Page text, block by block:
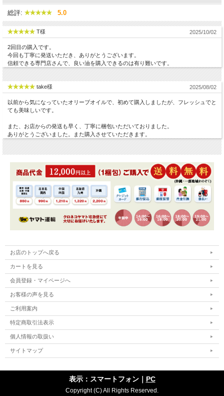
総評: 5.0
T様 2025/10/02
2回目の購入です。
今回も丁寧に発送いただき、ありがとうございます。
信頼できる専門店さんで、良い油を購入できるのは有り難いです。
take様 2025/08/02
以前から気になっていたオリーブオイルで、初めて購入しましたが、フレッシュでと
ても美味しいです。
また、お店からの発送も早く、丁寧に梱包いただいておりました。
ありがとうございました。また購入させていただきます。
お店のトップへ戻る
カートを見る
会員登録・マイページへ
お客様の声を見る
ご利用案内
特定商取引法表示
個人情報の取扱い
サイトマップ
表示：スマートフォン｜ PC
Copyright (C) All Rights Reserved.